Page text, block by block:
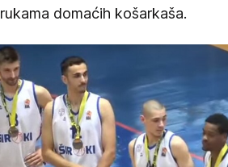
rukama domaćih košarkaša.